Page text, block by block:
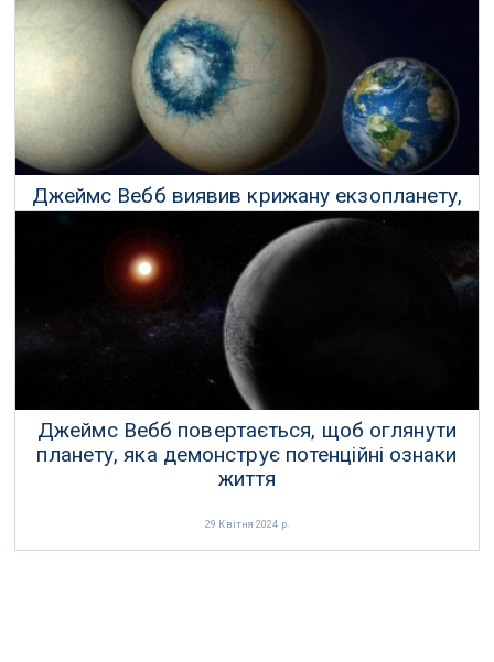
17 Лютого 2025 р.
Джеймс Вебб виявив крижану екзопланету,
розташовану відносно близько до Землі
09 Липня 2024 р.
Джеймс Вебб повертається, щоб оглянути
планету, яка демонструє потенційні ознаки
життя
29 Квітня 2024 р.